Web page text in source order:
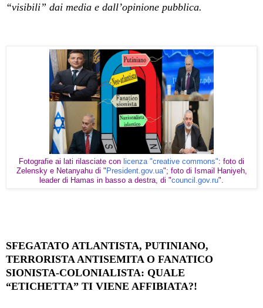
“visibili” dai media e dall’opinione pubblica.
Fotografie ai lati rilasciate con licenza "creative commons": foto di
Zelensky e Netanyahu di " President.gov.ua"; foto di Ismail Haniyeh,
leader di Hamas in basso a destra, di "council.gov.ru".
SFEGATATO ATLANTISTA, PUTINIANO,
TERRORISTA ANTISEMITA O FANATICO
SIONISTA-COLONIALISTA: QUALE
“ETICHETTA” TI VIENE AFFIBIATA?!